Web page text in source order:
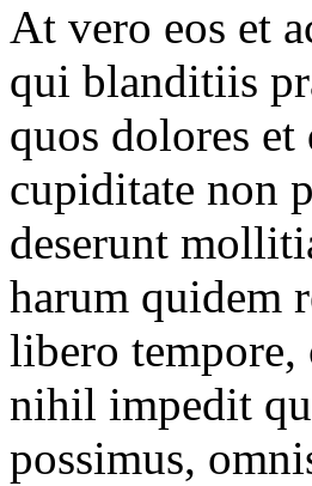
At vero eos et
qui blanditiis
quos dolores
cupiditate non
deserunt
harum quidem
libero tempore,
nihil impedit
possimus,